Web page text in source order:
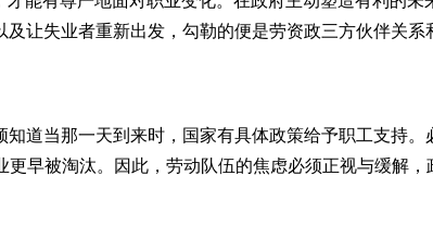
让失业者重新出发，勾勒的便是劳资政三方伙伴关
道当那一天到来时，国家有具体政策给予职工支持
早被淘汰。因此，劳动队伍的焦虑必须正视与缓解